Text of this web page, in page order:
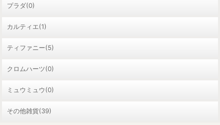
プラダ(0)
カルティエ(1)
ティファニー(5)
クロムハーツ(0)
ミュウミュウ(0)
その他雑貨(39)